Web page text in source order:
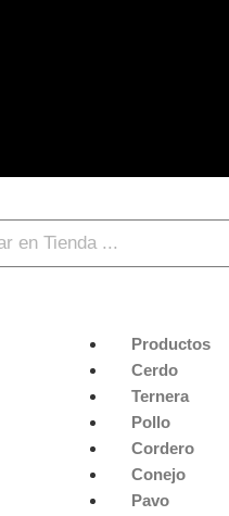
Productos
Cerdo
Ternera
Pollo
Cordero
Conejo
Pavo